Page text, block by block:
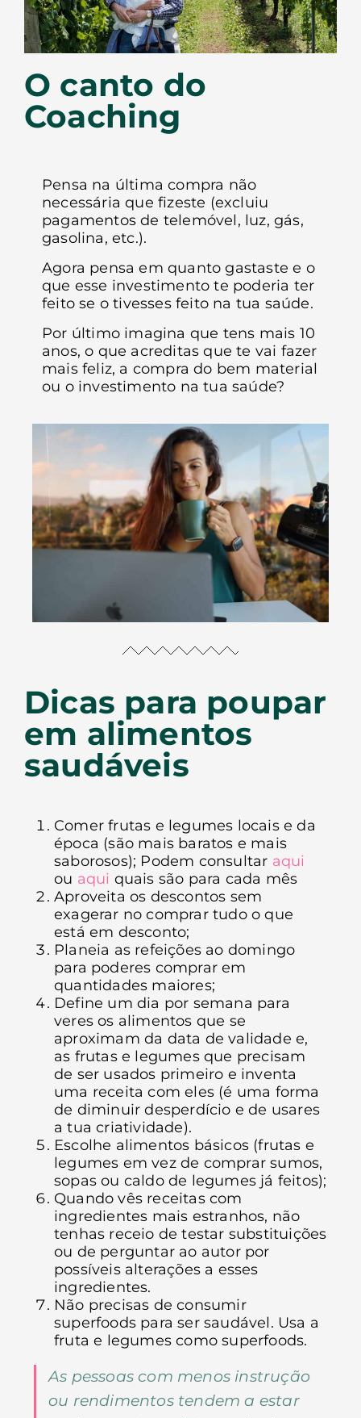
O canto do
Coaching
Pensa na última compra não
necessária que fizeste (excluiu
pagamentos de telemóvel, luz, gás,
gasolina, etc.).
Agora pensa em quanto gastaste e o
que esse investimento te poderia ter
feito se o tivesses feito na tua saúde.
Por último imagina que tens mais 10
anos, o que acreditas que te vai fazer
mais feliz, a compra do bem material
ou o investimento na tua saúde?
Dicas para poupar
em alimentos
saudáveis
Comer frutas e legumes locais e da
época (são mais baratos e mais
saborosos); Podem consultar aqui
ou aqui quais são para cada mês
Aproveita os descontos sem
exagerar no comprar tudo o que
está em desconto;
Planeia as refeições ao domingo
para poderes comprar em
quantidades maiores;
Define um dia por semana para
veres os alimentos que se
aproximam da data de validade e,
as frutas e legumes que precisam
de ser usados primeiro e inventa
uma receita com eles (é uma forma
de diminuir desperdício e de usares
a tua criatividade).
Escolhe alimentos básicos (frutas e
legumes em vez de comprar sumos,
sopas ou caldo de legumes já feitos);
Quando vês receitas com
ingredientes mais estranhos, não
tenhas receio de testar substituições
ou de perguntar ao autor por
possíveis alterações a esses
ingredientes.
Não precisas de consumir
superfoods para ser saudável. Usa a
fruta e legumes como superfoods.
As pessoas com menos instrução
ou rendimentos tendem a estar